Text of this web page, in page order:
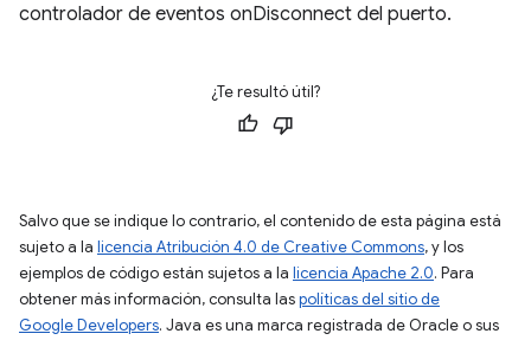
controlador de eventos onDisconnect del puerto.
¿Te resultó útil?
Salvo que se indique lo contrario, el contenido de esta página está
sujeto a la licencia Atribución 4.0 de Creative Commons, y los
ejemplos de código están sujetos a la licencia Apache 2.0. Para
obtener más información, consulta laspolíticas del sitio de
Google Developers. Java es una marca registrada de Oracle o sus